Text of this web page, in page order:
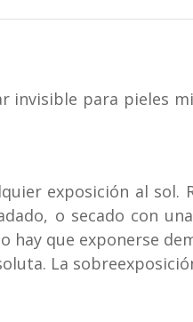
para pieles
exposición al sol.
o secado con
hay que exponerse
La